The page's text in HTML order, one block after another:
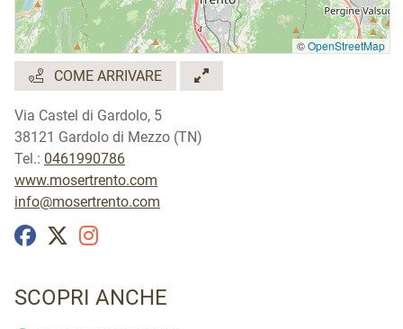
©OpenStreetMap
COME ARRIVARE
Via Castel di Gardolo, 5
38121 Gardolo di Mezzo (TN)
Tel.: 0461990786
www.mosertrento.com
info@mosertrento.com
SCOPRI ANCHE